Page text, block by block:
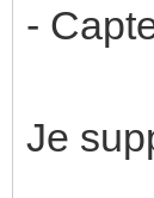
-
Je